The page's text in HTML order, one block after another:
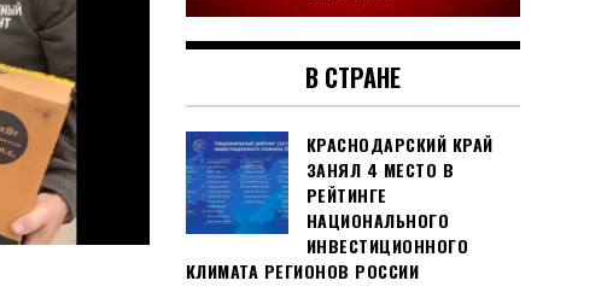
В СТРАНЕ
КРАСНОДАРСКИЙ КРАЙ
ЗАНЯЛ 4 МЕСТО В
РЕЙТИНГЕ
НАЦИОНАЛЬНОГО
ИНВЕСТИЦИОННОГО
КЛИМАТА РЕГИОНОВ РОССИИ